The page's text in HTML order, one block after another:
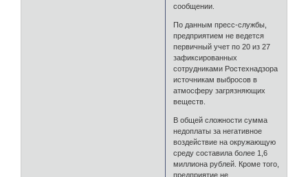
сообщении.
По данным пресс-службы,
предприятием не ведется
первичный учет по 20 из 27
зафиксированных
сотрудниками Ростехнадзора
источникам выбросов в
атмосферу загрязняющих
веществ.
В общей сложности сумма
недоплаты за негативное
воздействие на окружающую
среду составила более 1,6
миллиона рублей. Кроме того,
предприятие не